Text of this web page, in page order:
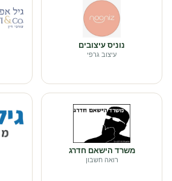
נוניס עיצובים
עיצוב גרפי
משרד הישאם חדרג
רואה חשבון